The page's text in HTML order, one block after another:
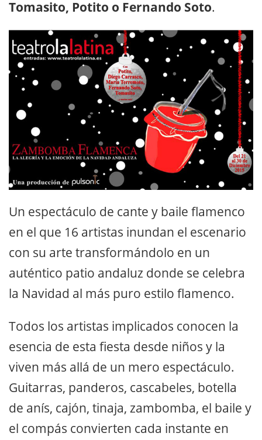
Tomasito, Potito o Fernando Soto.
Un espectáculo de cante y baile flamenco
en el que 16 artistas inundan el escenario
con su arte transformándolo en un
auténtico patio andaluz donde se celebra
la Navidad al más puro estilo flamenco.
Todos los artistas implicados conocen la
esencia de esta fiesta desde niños y la
viven más allá de un mero espectáculo.
Guitarras, panderos, cascabeles, botella
de anís, cajón, tinaja, zambomba, el baile y
el compás convierten cada instante en